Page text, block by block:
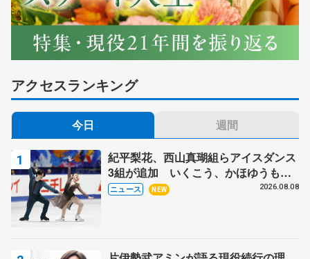
アクセスランキング
今日 週間
紀平梨花、西山真瑚組らアイスダンス
3組が追加 いくこう、かほゆうも、
木下グループ杯
ニュース NEW 2026.08.08